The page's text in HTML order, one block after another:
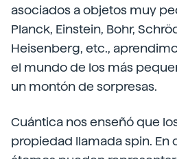
asociados a objetos muy
Planck, Einstein, Bohr,
Heisenberg, etc.,
el mundo de los más
un montón de sorpresas.
Cuántica nos enseñó que
propiedad llamada spin. En